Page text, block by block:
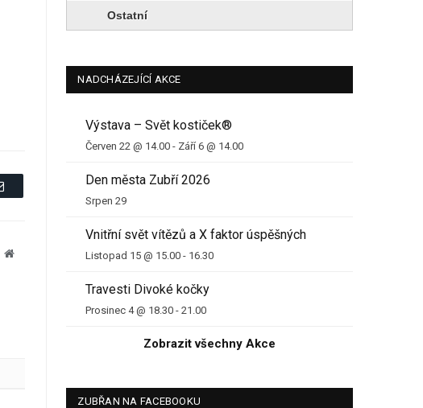
Email
Website
Ostatní
NADCHÁZEJÍCÍ AKCE
Výstava – Svět kostiček®
Červen 22 @ 14.00 - Září 6 @ 14.00
Den města Zubří 2026
Srpen 29
Vnitřní svět vítězů a X faktor úspěšných
Listopad 15 @ 15.00 - 16.30
Travesti Divoké kočky
Prosinec 4 @ 18.30 -21.00
Zobrazit všechny Akce
ZUBŘAN NA FACEBOOKU